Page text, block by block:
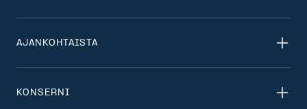
AJANKOHTAISTA
KONSERNI